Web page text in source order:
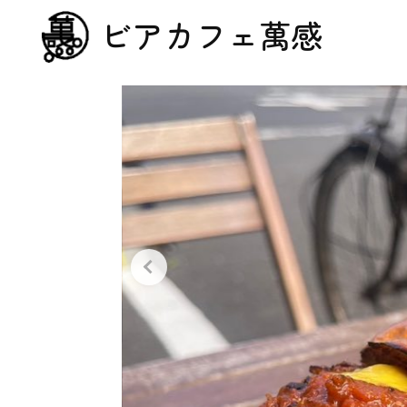
ビアカフェ萬感
日曜日15:00open!!!